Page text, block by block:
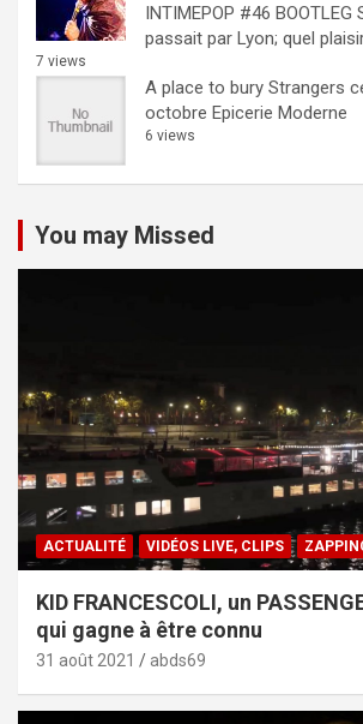
INTIMEPOP #46 BOOTLEG
passait par Lyon; quel
7 views
A place to bury Strangers
octobre Epicerie Moderne
6 views
You may Missed
ACTUALITÉ VIDÉOS LIVE, CLIPS
KID FRANCESCOLI, un
qui gagne à être connu
31 août 2021 abds69